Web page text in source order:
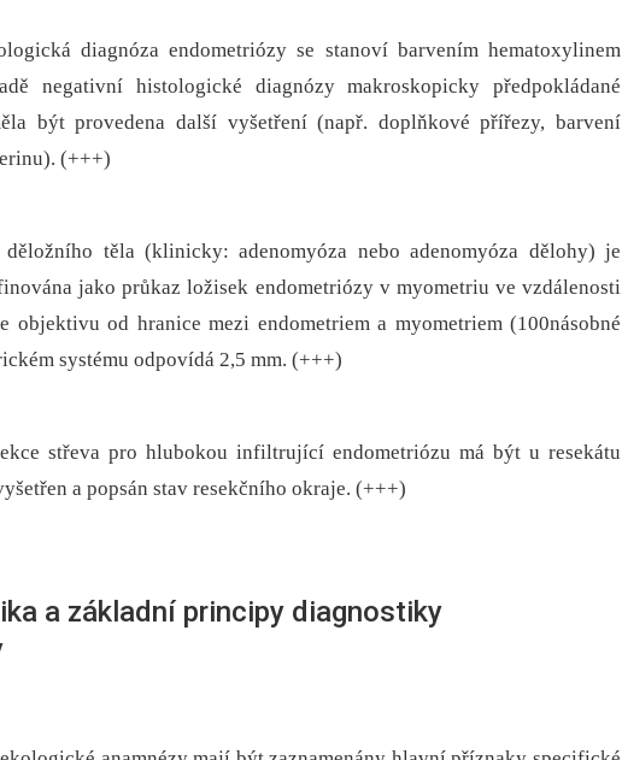
diagnóza endometriózy se stanoví barvením hematoxylinem
negativní histologické diagnózy makroskopicky předpokládané
být provedena další vyšetření (např. doplňkové přířezy, barvení
(+++)
těla (klinicky: adenomyóza nebo adenomyóza dělohy) je
jako průkaz ložisek endometriózy v myometriu ve vzdálenosti
objektivu od hranice mezi endometriem a myometriem (100násobné
systému odpovídá 2,5 mm. (+++)
střeva pro hlubokou infiltrující endometriózu má být u resekátu
a popsán stav resekčního okraje. (+++)
a základní principy diagnostiky